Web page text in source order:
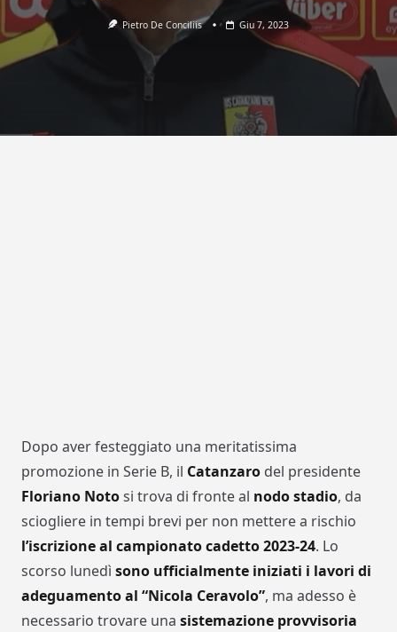
Pietro De Conciliis Giu 7, 2023
Dopo aver festeggiato una meritatissima
promozione in Serie B, il Catanzaro del presidente
Floriano Notosi trova di fronte al nodo stadio, da
sciogliere in tempi brevi per non mettere a rischio
l’iscrizione al campionato cadetto 2023-24. Lo
scorso lunedì sono ufficialmente iniziati i lavori di
adeguamento al “Nicola Ceravolo”, ma adesso è
necessario trovare una sistemazione provvisoria